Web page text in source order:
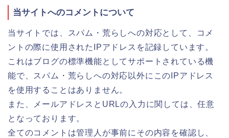
当サイトへのコメントについて
当サイトでは、スパム・荒らしへの対応として、コメ
ントの際に使用されたIPアドレスを記録しています。
これはブログの標準機能としてサポートされている機
能で、スパム・荒らしへの対応以外にこのIPアドレス
を使用することはありません。
また、メールアドレスとURLの入力に関しては、任意
となっております。
全てのコメントは管理人が事前にその内容を確認し、